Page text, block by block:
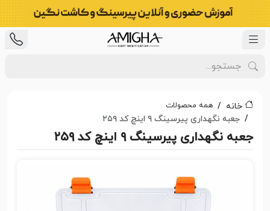
خانه همه محصولات
جعبه نگهداری پیرسینگ ۹ اینچ کد ۲۵۹
جعبه نگهداری پیرسینگ ۹ اینچ کد ۲۵۹